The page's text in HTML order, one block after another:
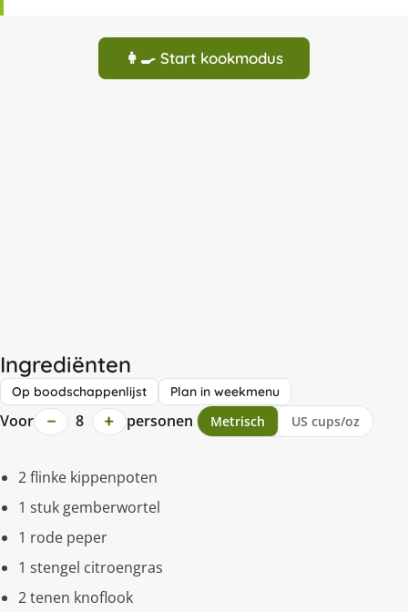
👩‍🍳 Start kookmodus
Ingrediënten
Op boodschappenlijst Plan in weekmenu
Voor − 8 + personen Metrisch US cups/oz
2 flinke kippenpoten
1 stuk gemberwortel
1 rode peper
1 stengel citroengras
2 tenen knoflook